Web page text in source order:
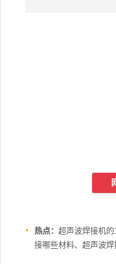
热点： 超声波焊接机
接哪些材料、超声波